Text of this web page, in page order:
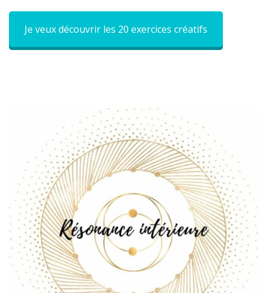
Je veux découvrir les 20 exercices créatifs